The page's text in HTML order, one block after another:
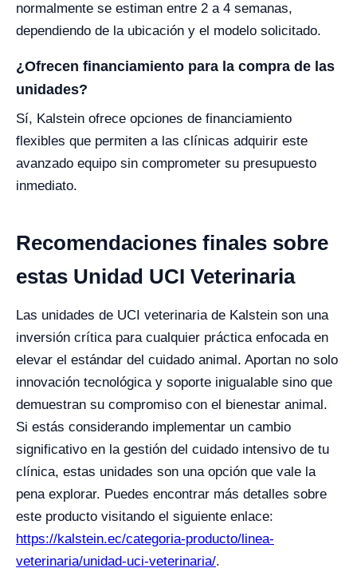
normalmente se estiman entre 2 a 4 semanas,
dependiendo de la ubicación y el modelo solicitado.
¿Ofrecen financiamiento para la compra de las
unidades?
Sí, Kalstein ofrece opciones de financiamiento
flexibles que permiten a las clínicas adquirir este
avanzado equipo sin comprometer su presupuesto
inmediato.
Recomendaciones finales sobre
estas Unidad UCI Veterinaria
Las unidades de UCI veterinaria de Kalstein son una
inversión crítica para cualquier práctica enfocada en
elevar el estándar del cuidado animal. Aportan no solo
innovación tecnológica y soporte inigualable sino que
demuestran su compromiso con el bienestar animal.
Si estás considerando implementar un cambio
significativo en la gestión del cuidado intensivo de tu
clínica, estas unidades son una opción que vale la
pena explorar. Puedes encontrar más detalles sobre
este producto visitando el siguiente enlace:
https://kalstein.ec/categoria-producto/linea-
veterinaria/unidad-uci-veterinaria/.